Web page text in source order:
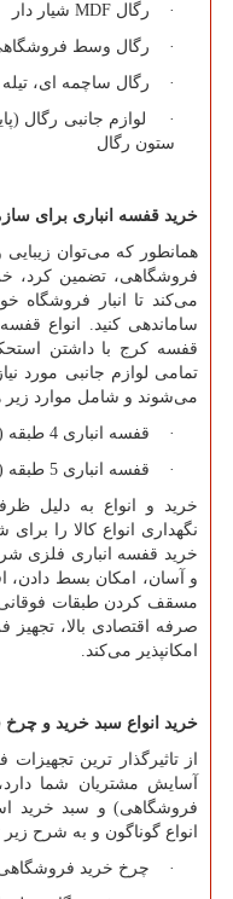
· رگالMDF شیار دار
· رگال وسط
· رگال ساچمه ای،
· لوازم جانبی رگال
ستون رگال
خرید قفسه انباری برای
همانطور که می‌توان
فروشگاهی، تضمین کرد،
می‌کند تا انبار فروشگاه
ساماندهی کنید. انواع
قفسه کرج با داشتن
تمامی لوازم جانبی مورد
می‌شوند و شامل موارد زیر
· قفسه انباری 4 طبقه (عرض 50 و 60 سانتی متر)
· قفسه انباری 5 طبقه (عرض 30 و 40 سانتی متر)
خرید و انواع به دلیل
نگهداری انواع کالا را
خرید قفسه انباری فلزی
و آسان، امکان بسط دادن،
مسقف کردن طبقات
صرفه اقتصادی بالا، تجهیز
امکانپذیر می‌کند.
خرید انواع سبد خرید و
از تاثیرگذار ترین
آسایش مشتریان شما
فروشگاهی) و سبد خرید
انواع گوناگون و به شرح
· چرخ خرید فروشگاهی فلزی (60، 80